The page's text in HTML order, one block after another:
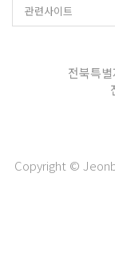
전북특
Copyright ©